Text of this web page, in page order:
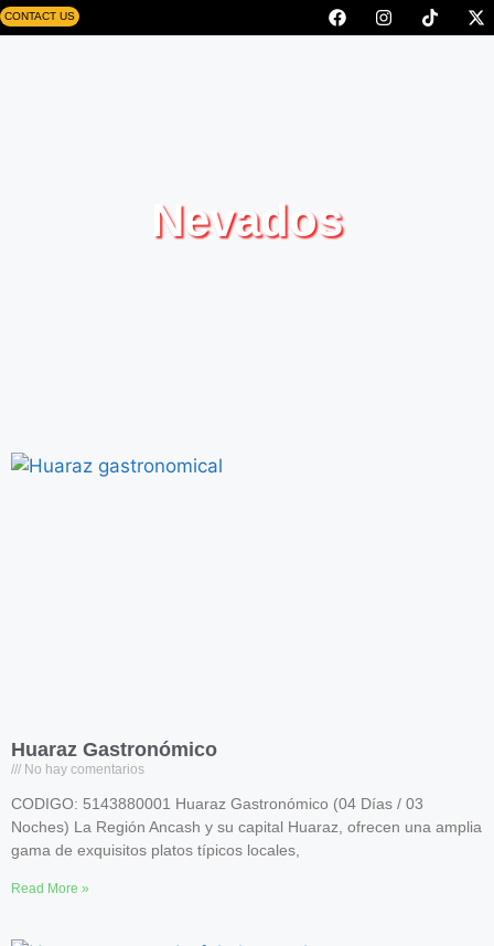
CONTACT US
Nevados
Huaraz Gastronómico
No hay comentarios
CODIGO: 5143880001 Huaraz Gastronómico (04 Días / 03
Noches) La Región Ancash y su capital Huaraz, ofrecen una amplia
gama de exquisitos platos típicos locales,
Read More »